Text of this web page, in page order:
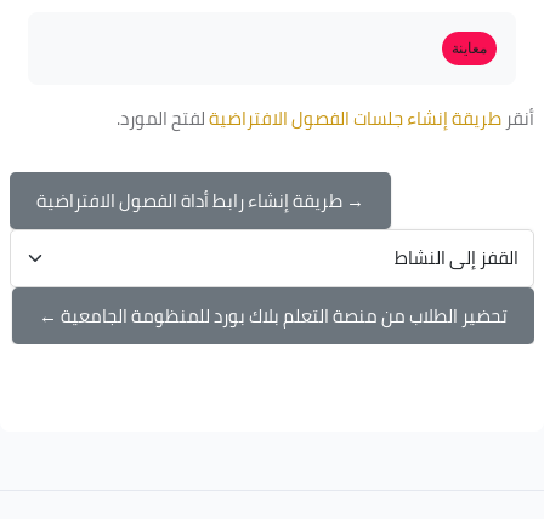
الكتل
متطلبات الإكمال
معاينة
أنقرطريقة إنشاء جلسات الفصول الافتراضيةلفتح المورد.
→ طريقة إنشاء رابط أداة الفصول الافتراضية
القفز إلى النشاط
تحضير الطلاب من منصة التعلم بلاك بورد للمنظومة الجامعية ←